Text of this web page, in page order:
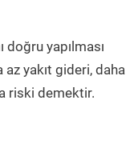
doğru yapılması
yakıt gideri, daha
riski demektir.